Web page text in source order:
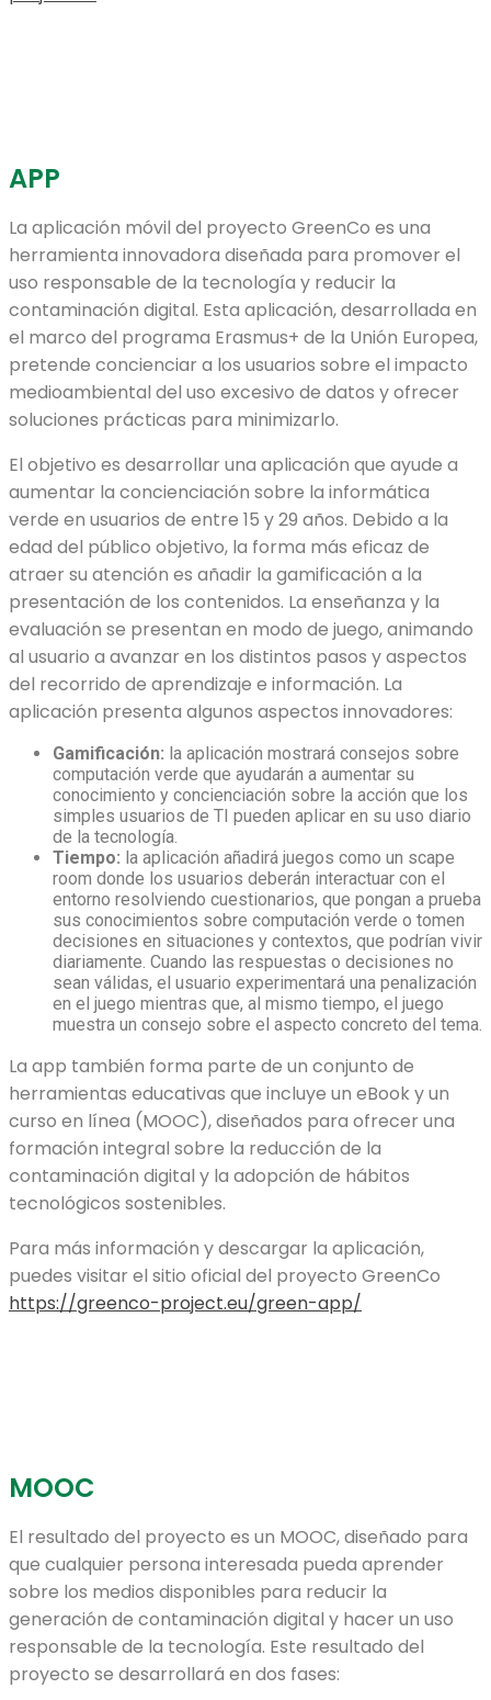
APP
La aplicación móvil del proyecto GreenCo es una
herramienta innovadora diseñada para promover el
uso responsable de la tecnología y reducir la
contaminación digital. Esta aplicación, desarrollada en
el marco del programa Erasmus+ de la Unión Europea,
pretende concienciar a los usuarios sobre el impacto
medioambiental del uso excesivo de datos y ofrecer
soluciones prácticas para minimizarlo.
El objetivo es desarrollar una aplicación que ayude a
aumentar la concienciación sobre la informática
verde en usuarios de entre 15 y 29 años. Debido a la
edad del público objetivo, la forma más eficaz de
atraer su atención es añadir la gamificación a la
presentación de los contenidos. La enseñanza y la
evaluación se presentan en modo de juego, animando
al usuario a avanzar en los distintos pasos y aspectos
del recorrido de aprendizaje e información. La
aplicación presenta algunos aspectos innovadores:
Gamificación: la aplicación mostrará consejos sobre
computación verde que ayudarán a aumentar su
conocimiento y concienciación sobre la acción que los
simples usuarios de TI pueden aplicar en su uso diario
de la tecnología.
Tiempo: la aplicación añadirá juegos como un scape
room donde los usuarios deberán interactuar con el
entorno resolviendo cuestionarios, que pongan a prueba
sus conocimientos sobre computación verde o tomen
decisiones en situaciones y contextos, que podrían vivir
diariamente. Cuando las respuestas o decisiones no
sean válidas, el usuario experimentará una penalización
en el juego mientras que, al mismo tiempo, el juego
muestra un consejo sobre el aspecto concreto del tema.
La app también forma parte de un conjunto de
herramientas educativas que incluye un eBook y un
curso en línea (MOOC), diseñados para ofrecer una
formación integral sobre la reducción de la
contaminación digital y la adopción de hábitos
tecnológicos sostenibles.
Para más información y descargar la aplicación,
puedes visitar el sitio oficial del proyecto GreenCo
https://greenco-project.eu/green-app/
MOOC
El resultado del proyecto es un MOOC, diseñado para
que cualquier persona interesada pueda aprender
sobre los medios disponibles para reducir la
generación de contaminación digital y hacer un uso
responsable de la tecnología. Este resultado del
proyecto se desarrollará en dos fases: